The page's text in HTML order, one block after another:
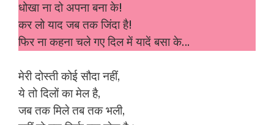
धोखा ना दो अपना बना के!
कर लो याद जब तक जिंदा है!
फिर ना कहना चले गए दिल में यादें बसा के…
मेरी दोस्ती कोई सौदा नहीं,
ये तो दिलों का मेल है,
जब तक मिले तब तक भली,